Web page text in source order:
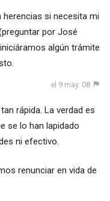
si necesita mi
por José
algún trámite
el 9 may. 08
rápida. La verdad es
se lo han lapidado
ni efectivo.
renunciar en vida de